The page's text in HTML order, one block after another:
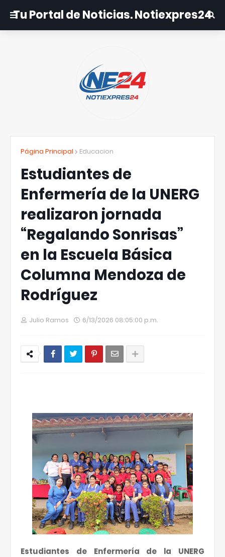
Tu Portal de Noticias. Notiexpres24
Página Principal Educacion
Estudiantes de
Enfermería de la UNERG
realizaron jornada
“Regalando Sonrisas”
en la Escuela Básica
Columna Mendoza de
Rodríguez
Julio Ramos 6/13/2026 08:05:00 p.m.
Estudiantes de Enfermería de la UNERG